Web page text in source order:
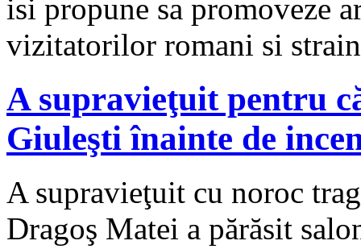
isi propune sa promoveze
vizitatorilor romani si
A supravieţuit pentru
Giuleşti înainte de
A supravieţuit cu noroc
Dragoş Matei a părăsit